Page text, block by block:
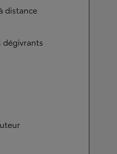
distance
dégivrants